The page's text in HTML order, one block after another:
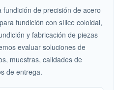
fundición de precisión de acero
fundición con sílice coloidal,
y fabricación de piezas
evaluar soluciones de
muestras, calidades de
de entrega.